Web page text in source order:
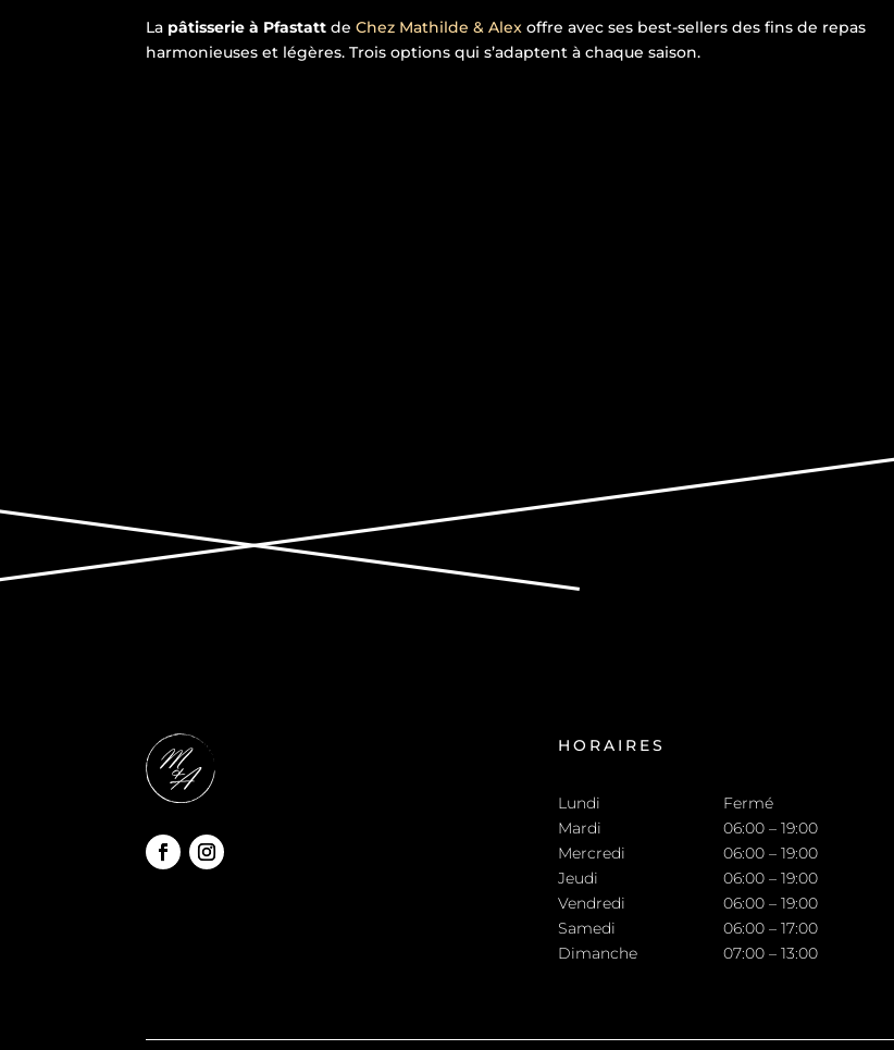
La pâtisserie à Pfastatt deChez Mathilde & Alex offre avec ses best-sellers des fins de repas
harmonieuses et légères. Trois options qui s’adaptent à chaque saison.
HORAIRES
Lundi
Mardi
Mercredi
Jeudi
Vendredi
Samedi
Dimanche
Fermé
06:00 – 19:00
06:00 – 19:00
06:00 – 19:00
06:00 – 19:00
06:00 – 17:00
07:00 – 13:00